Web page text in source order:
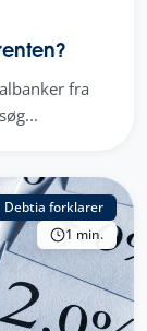
fra
Debtia forklarer
1 min.